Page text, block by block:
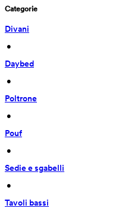
Categorie
Divani
•
Daybed
•
Poltrone
•
Pouf
•
Sedie e sgabelli
•
Tavoli bassi